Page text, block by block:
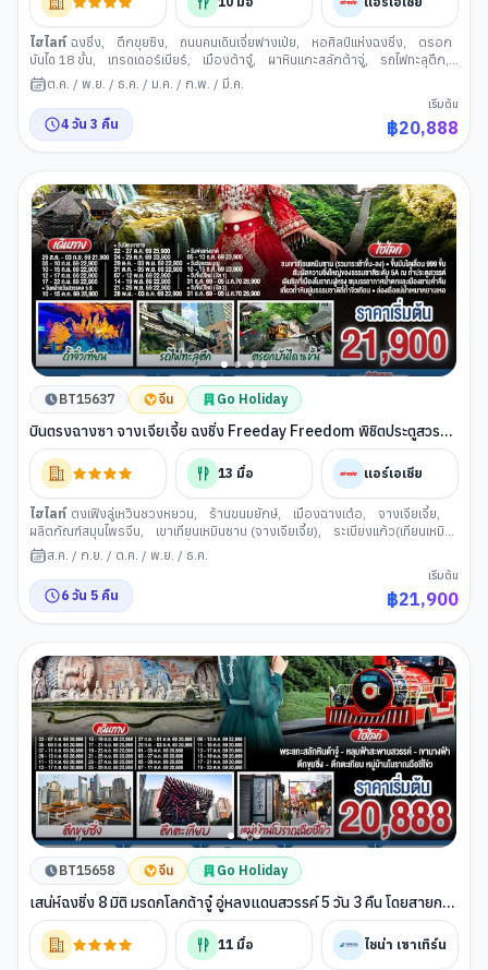
ไฮไลท์ ฉงชิ่ง, ตึกขุยซิง, ถนนคนเดินเจี่ยฟางเป่ย, หอศิลป์แห่งฉงชิ่ง,
ตรอก
บันได 18 ขั้น, เทรดเดอร์เบียร์, เมืองต้าจู๋, ผาหินแกะสลักต้าจู่, รถไฟทะลุตึก,
หงหยาต้ง, เมืองอู่หลง , หลุมฟ้าสามสะพานสวรรค์
โบราณสือชี่โข่ว , จัตุรัสราฟเฟิลส์
ต.ค. / พ.ย. / ธ.ค. / ม.ค. / ก.พ. / มี.ค.
4 วัน 3 คืน
เริ่มต้น
฿20,888
BT15637 จีน Go Holiday
บินตรงฉางซา จางเจียเจี้ย ฉงชิ่ง Freeday Freedom พิชิตประตูสวรรค์
เดินชิลเมืองโบราณ 6 วัน 5 คืน โดย ไทย แอร์เอเชีย (FD)
13 มื้อ แอร์เอเชีย
ไฮไลท์ ตงเฟิงลู่เหวินชวงหยวน, ร้านขนมยักษ์, เมืองฉางเต๋อ, จางเจียเจี้ย,
ผลิตภัณฑ์สมุนไพรจีน, เขาเทียนเหมินซาน (จางเจียเจี้ย),
ระเบียงแก้ว(เทียนเหมิน
ซาน) , บันไดเลื่อน 999 ขั้น, ถ้ำประตูสวรรค์
เมืองฝูหรง
เมืองโบราณฝูหรงเจิ้น ชมบรรยากาศยามค่าคืนเมือง โบราณไท่ผิง
ถ้้าจิ่วเทียน, ล่องเรือแม่น้าเหมาหยาน
สถานีรถไฟ
ความเร็วสูงเมืองจางเจียเจี้ย
รถไฟฟ้าทะลุตึก, ตรอก
ส.ค. / ก.ย. / ต.ค. / พ.ย. / ธ.ค.
6 วัน 5 คืน
เริ่มต้น
฿21,900
BT15658 จีน Go Holiday
เสน่ห์ฉงชิ่ง 8 มิติ มรดกโลกต้าจู๋ อู่หลงแดนสวรรค์ 5 วัน 3 คืน โดยสายการ
บิน ไชน่า เซาเทิร์น (CZ) *ไม่เข้าร้านช้อปปิ้ง*
11 มื้อ ไชน่า เซาเทิร์น